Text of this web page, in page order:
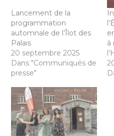
Lancement de la
programmation
automnale de l’Îlot des
Palais
20 septembre 2025
Dans "Communiqués de
presse"
à